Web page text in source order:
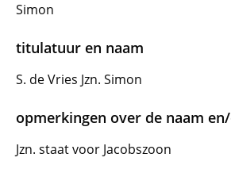
Simon
titulatuur en naam
S. de Vries Jzn. Simon
opmerkingen over de naam
Jzn. staat voor Jacobszoon